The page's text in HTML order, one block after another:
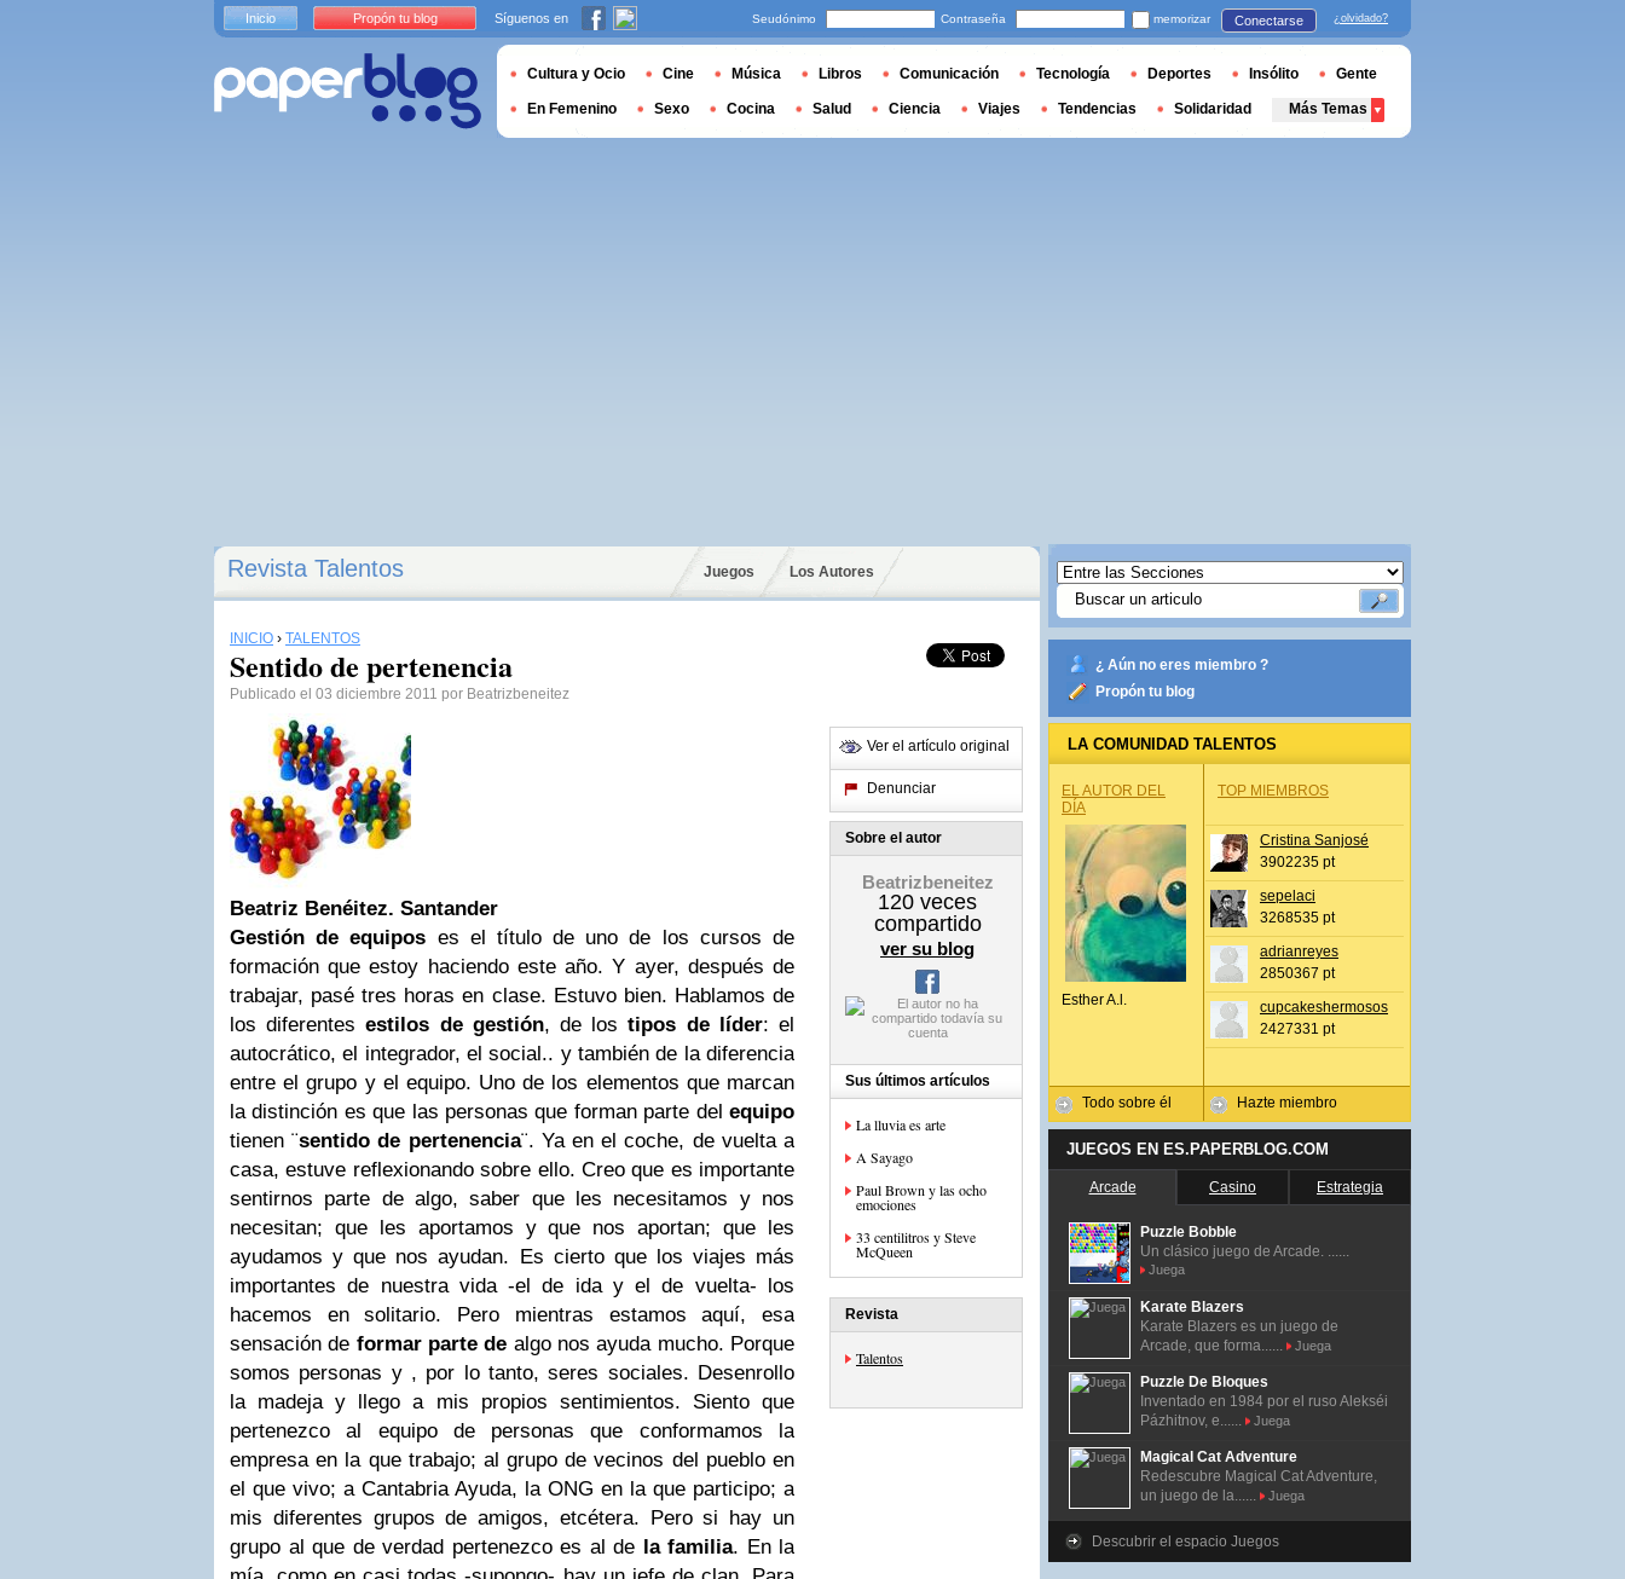
Revista Talentos Juegos Los Autores
INICIO › TALENTOS
Sentido de pertenencia
Publicado el 03 diciembre 2011 por Beatrizbeneitez
Beatriz Benéitez. Santander
Gestión de equipos es el título de uno de los cursos de
formación que estoy haciendo este año. Y ayer, después de
trabajar, pasé tres horas en clase. Estuvo bien. Hablamos de
los diferentesestilos de gestión, de lostipos de líder: el
autocrático, el integrador, el social.. y también de la diferencia
entre el grupo y el equipo. Uno de los elementos que marcan
la distinción es que las personas que forman parte del equipo
tienen ¨sentido de pertenencia¨. Ya en el coche, de vuelta a
casa, estuve reflexionando sobre ello. Creo que es importante
sentirnos parte de algo, saber que les necesitamos y nos
necesitan; que les aportamos y que nos aportan; que les
ayudamos y que nos ayudan. Es cierto que los viajes más
importantes de nuestra vida -el de ida y el de vuelta- los
hacemos en solitario. Pero mientras estamos aquí, esa
sensación de formar parte de algo nos ayuda mucho. Porque
somos personas y , por lo tanto, seres sociales. Desenrollo
la madeja y llego a mis propios sentimientos. Siento que
pertenezco al equipo de personas que conformamos la
empresa en la que trabajo; al grupo de vecinos del pueblo en
el que vivo; a Cantabria Ayuda, la ONG en la que participo; a
mis diferentes grupos de amigos, etcétera. Pero si hay un
grupo al que de verdad pertenezco es al de la familia. En la
Ver el artículo original
Denunciar
Sobre el autor
Beatrizbeneitez
120 veces
compartido
ver su blog
Sus últimos artículos
La lluvia es arte
A Sayago
Paul Brown y las ocho
emociones
33 centilitros y Steve
McQueen
Revista
Talentos
¿ Aún no eres miembro ?
Propón tu blog
LA COMUNIDAD TALENTOS
EL AUTOR DEL
DÍA
Esther A.l.
Todo sobre él
TOP MIEMBROS
Cristina Sanjosé
3902235 pt
sepelaci
3268535 pt
adrianreyes
2850367 pt
cupcakeshermosos
2427331 pt
Hazte miembro
JUEGOS EN ES.PAPERBLOG.COM
Arcade Casino Estrategia
Puzzle Bobble
Un clásico juego de Arcade. ......
Juega
Karate Blazers
Karate Blazers es un juego de
Arcade, que forma......
Juega
Puzzle De Bloques
Inventado en 1984 por el ruso Alekséi
Pázhitnov, e......
Juega
Magical Cat Adventure
Redescubre Magical Cat Adventure,
un juego de la......
Juega
Descubrir el espacio Juegos
Inicio Propón tu blog Síguenos en Seudónimo Contraseña memorizar Conectarse ¿olvidado?
Cultura y Ocio Cine Música Libros Comunicación Tecnología Deportes Insólito Gente
En Femenino Sexo Cocina Salud Ciencia Viajes Tendencias Solidaridad Más Temas